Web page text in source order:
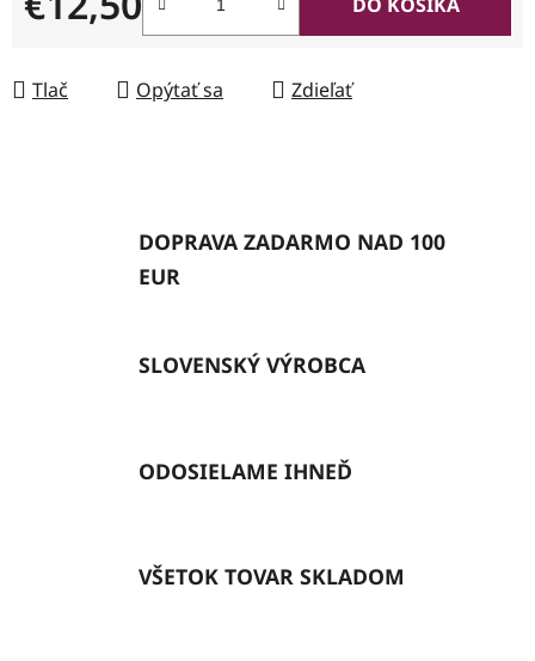
Jednotková cena:
Tlač Opýtať sa Zdieľať
DOPRAVA ZADARMO NAD 100
EUR
SLOVENSKÝ VÝROBCA
ODOSIELAME IHNEĎ
VŠETOK TOVAR SKLADOM